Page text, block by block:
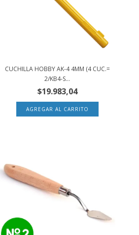
CUCHILLA HOBBY AK-4 4MM (4 CUC.=
2/KB4-S...
$19.983,04